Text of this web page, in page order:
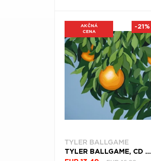
AKČNÁ
CENA
TYLER BALLGAME
TYLER BALLGAME, CD FOR THE FIRST TIME, AGAIN
-21%